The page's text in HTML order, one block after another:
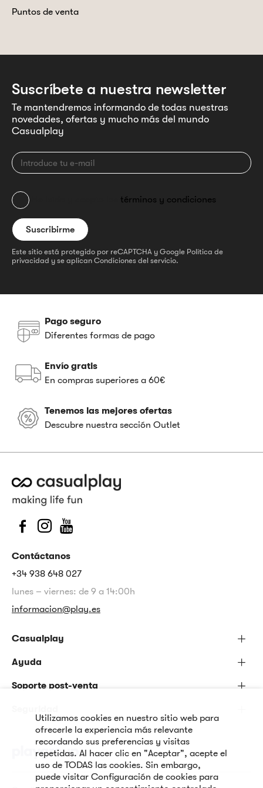
Puntos de venta
Suscríbete a nuestra newsletter
Te mantendremos informando de todas nuestras
novedades, ofertas y mucho más del mundo
Casualplay
términos y condiciones
Este sitio está protegido por reCAPTCHA y Google Política de
privacidad y se aplican Condiciones del servicio.
Pago seguro
Diferentes formas de pago
Envío gratis
En compras superiores a 60€
Tenemos las mejores ofertas
Descubre nuestra sección Outlet
Contáctanos
+34 938 648 027
lunes – viernes: de 9 a 14:00h
informacion@play.es
Casualplay
Ayuda
Soporte post-venta
Utilizamos cookies en nuestro sitio web para
ofrecerle la experiencia más relevante
recordando sus preferencias y visitas
repetidas. Al hacer clic en "Aceptar", acepte el
uso de TODAS las cookies. Sin embargo,
puede visitar Configuración de cookies para